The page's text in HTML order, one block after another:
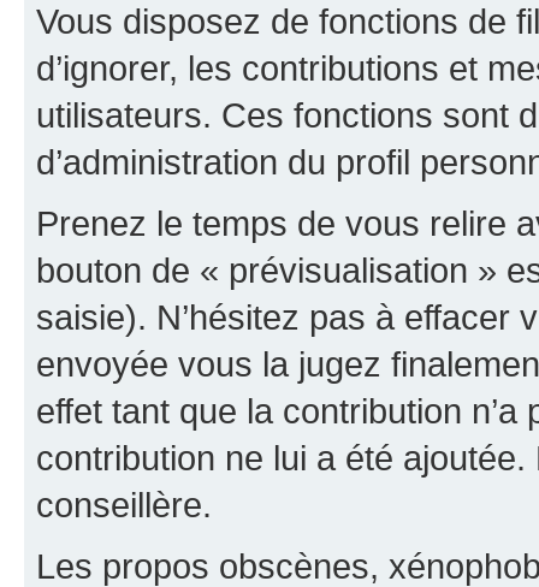
Vous disposez de fonctions de
d’ignorer, les contributions et
utilisateurs. Ces fonctions sont
d’administration du profil
Prenez le temps de vous relire
bouton de « prévisualisation »
saisie). N’hésitez pas à effacer
envoyée vous la jugez
effet tant que la contribution n’a
contribution ne lui a été
conseillère.
Les propos obscènes,